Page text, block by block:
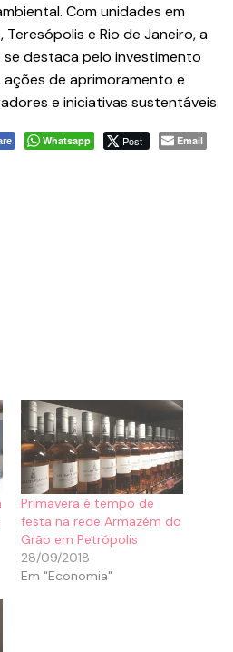
Com unidades em
e Rio de Janeiro, a
destaca pelo investimento
de aprimoramento e
e iniciativas sustentáveis.
Whatsapp Post Email
Primavera é tempo de
festa na rede Armazém do
Grão em Petrópolis
28/09/2018
Em "Economia"